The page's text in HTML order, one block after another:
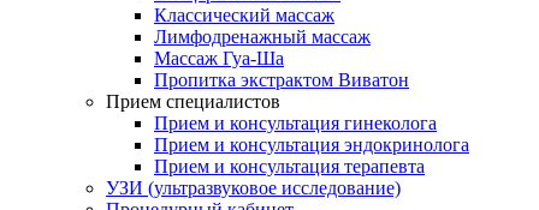
Классический массаж
Лимфодренажный массаж
Массаж Гуа-Ша
Пропитка экстрактом Виватон
Прием специалистов
Прием и консультация гинеколога
Прием и консультация эндокринолога
Прием и консультация терапевта
УЗИ (ультразвуковое исследование)